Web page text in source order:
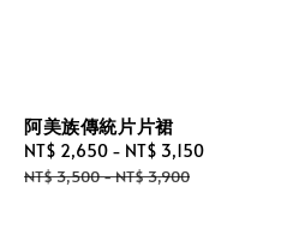
阿美族傳統片片裙
Sale
price
NT$ 2,650 - NT$ 3,150
NT$ 3,500-NT$ 3,900